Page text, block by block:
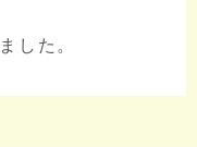
した。